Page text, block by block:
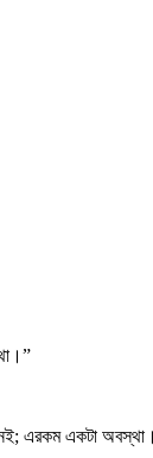
এরকম একটা